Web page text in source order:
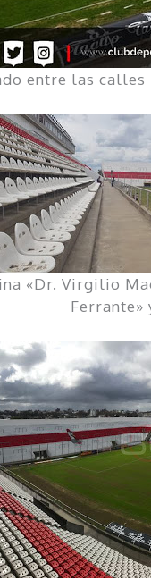
entre las
«Dr. Virgilio
Ferrante»